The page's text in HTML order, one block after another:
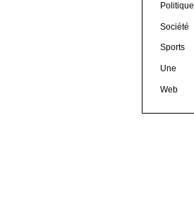
Politique
Société
Sports
Une
Web